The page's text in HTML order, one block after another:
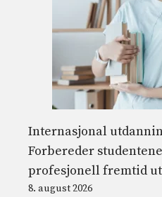
Internasjonal
Forbereder
profesjonell fremtid
8. august 2026